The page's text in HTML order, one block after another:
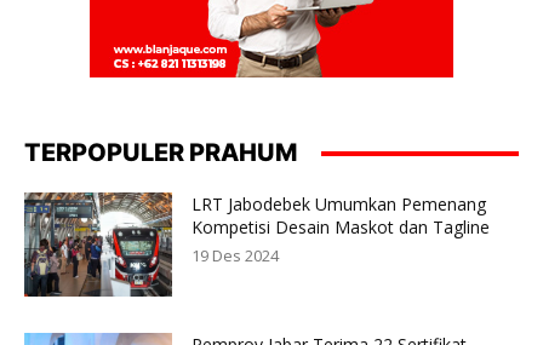
TERPOPULER PRAHUM
LRT Jabodebek Umumkan Pemenang
Kompetisi Desain Maskot dan Tagline
19 Des 2024